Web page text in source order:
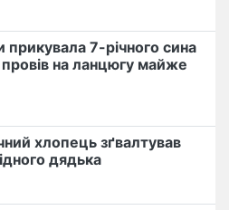
7-річного сина
на ланцюгу майже
хлопець​ ️зґвалтував
дядька